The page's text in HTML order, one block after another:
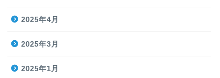
2025年4月
2025年3月
2025年1月